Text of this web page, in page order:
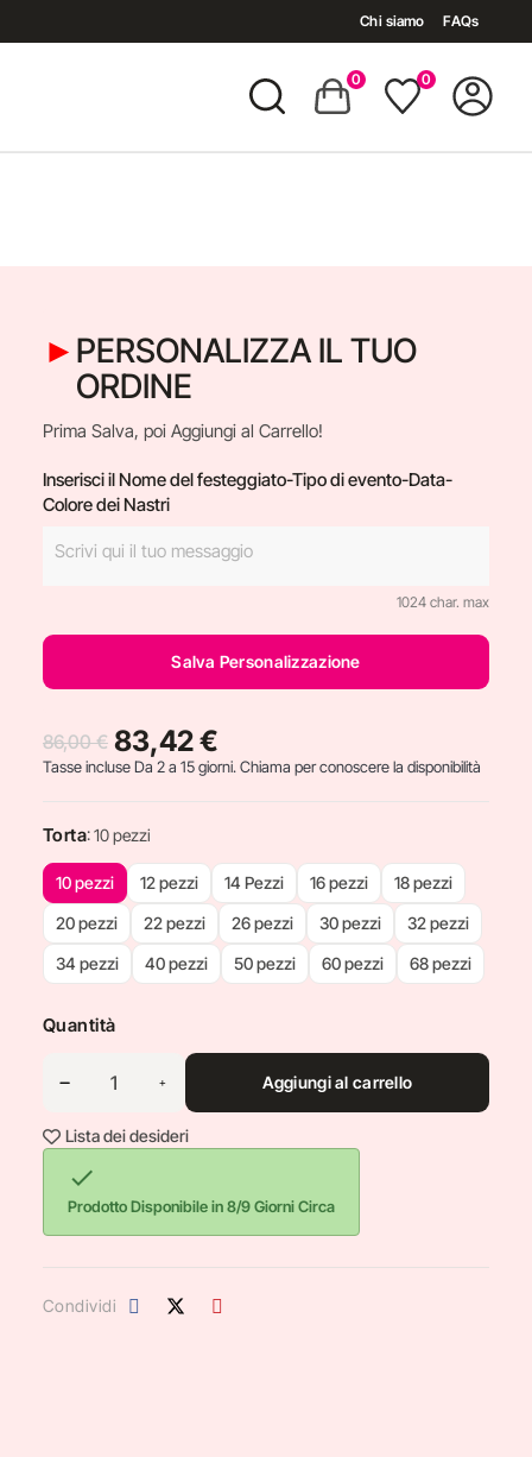
Chi siamo FAQs
0 0
PERSONALIZZA IL TUO
ORDINE
Prima Salva, poi Aggiungi al Carrello!
Inserisci il Nome del festeggiato-Tipo di evento-Data-
Colore dei Nastri
1024 char. max
Salva Personalizzazione
86,00 € 83,42 €
Tasse incluseDa 2 a 15 giorni. Chiama per conoscere la disponibilità
Torta: 10 pezzi
10 pezzi 12 pezzi 14 Pezzi 16 pezzi
18 pezzi
20 pezzi
22 pezzi 26 pezzi 30 pezzi
32 pezzi
34 pezzi
40 pezzi 50 pezzi 60 pezzi 68 pezzi
Quantità
Aggiungi al carrello
Lista dei desideri

Prodotto Disponibile in 8/9 Giorni Circa
Condividi